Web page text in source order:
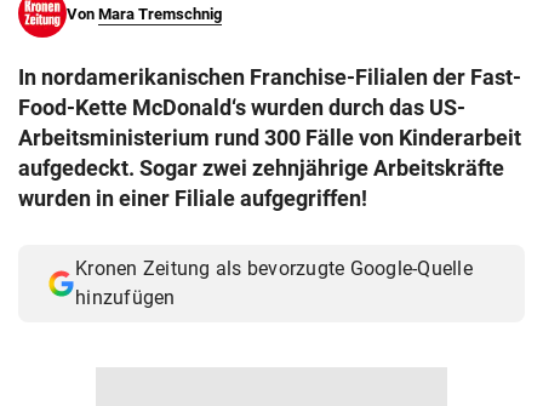
Von Mara Tremschnig
In nordamerikanischen Franchise-Filialen der Fast-
Food-Kette McDonald‘s wurden durch das US-
Arbeitsministerium rund 300 Fälle von Kinderarbeit
aufgedeckt. Sogar zwei zehnjährige Arbeitskräfte
wurden in einer Filiale aufgegriffen!
Kronen Zeitung als bevorzugte Google-Quelle
hinzufügen